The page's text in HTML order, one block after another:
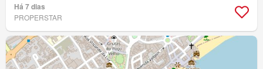
Há 7 dias
PROPERSTAR